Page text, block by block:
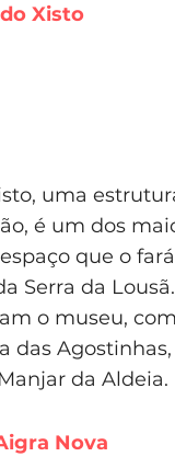
Xisto
uma
é um dos
que o
Serra da
o museu,
das
da Aldeia.
Nova